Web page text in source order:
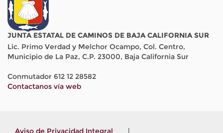
JUNTA ESTATAL DE CAMINOS DE BAJA CALIFORNIA SUR
Lic. Primo Verdad y Melchor Ocampo, Col. Centro,
Municipio de La Paz, C.P. 23000, Baja California Sur
Conmutador 612 12 28582
Contactanos vía web
Aviso de Privacidad Integral |